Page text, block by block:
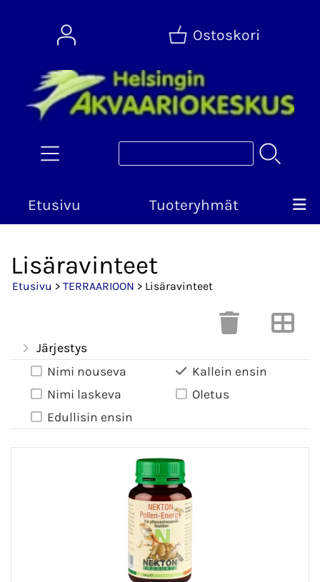
Ostoskori
Etusivu Tuoteryhmät
Lisäravinteet
Etusivu > TERRAARIOON > Lisäravinteet
Järjestys
Nimi nouseva
Nimi laskeva
Edullisin ensin
Kallein ensin
Oletus